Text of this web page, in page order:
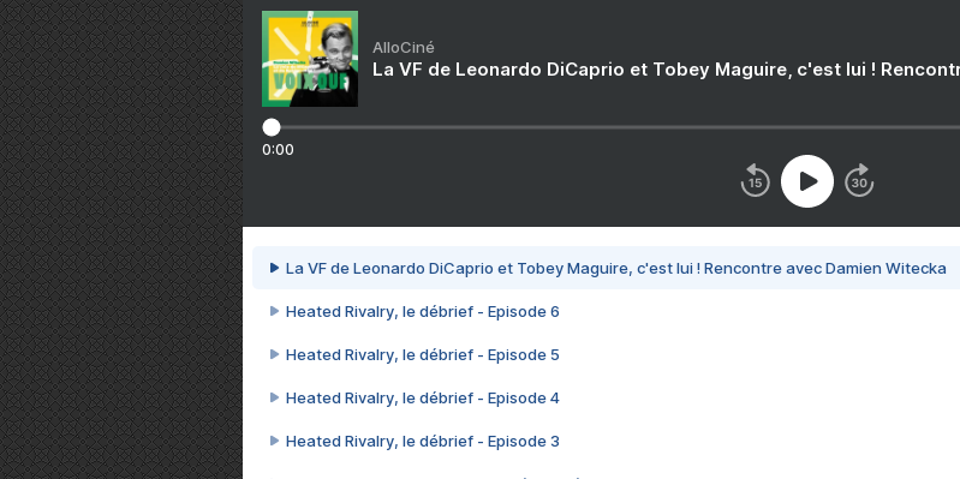
AlloCiné
La VF de Leonardo DiCaprio et Tobey Maguire, c'est lui !
0:00
La VF de Leonardo DiCaprio et Tobey Maguire, c'est lui ! Rencontre avec Damien Witecka
Heated Rivalry, le débrief - Episode 6
Heated Rivalry, le débrief - Episode 5
Heated Rivalry, le débrief - Episode 4
Heated Rivalry, le débrief - Episode 3